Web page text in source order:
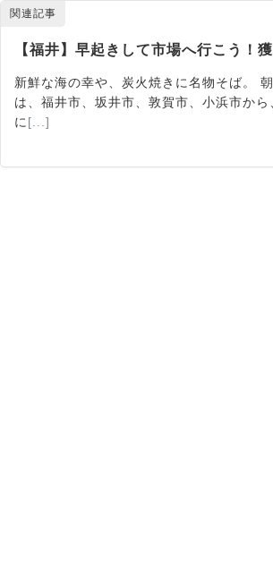
関連記事
【福井】早起きして市場へ行こう！
新鮮な海の幸や、炭火焼きに名物そば。
は、福井市、坂井市、敦賀市、小浜市か
に [...]